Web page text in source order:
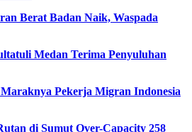
Berat Badan Naik, Waspada
Medan Terima Penyuluhan
Pekerja Migran Indonesia
di Sumut Over-Capacity 258